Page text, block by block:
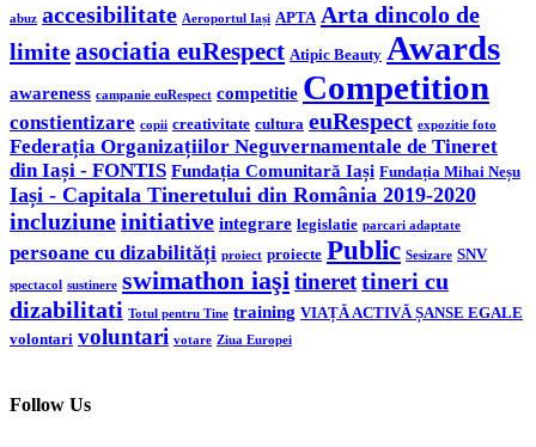
abuz accesibilitate Aeroportul Iași APTA Arta dincolo de
limiteasociatia euRespect Atipic Beauty Awards
awareness campanie euRespect competitie Competition
constientizare copii creativitate cultura euRespect expozitie foto
Federația Organizațiilor Neguvernamentale de Tineret
din Iași - FONTIS Fundația Comunitară Iași Fundația Mihai Neșu
Iași - Capitala Tineretului din România 2019-2020
incluziuneinitiative integrare legislatie parcari adaptate
persoane cu dizabilități proiect proiecte Public Sesizare SNV
spectacol sustinere swimathon iaşitinerettineri cu
dizabilitati Totul pentru Tine training VIAȚĂ ACTIVĂ ȘANSE EGALE
volontari voluntari votare Ziua Europei
Follow Us